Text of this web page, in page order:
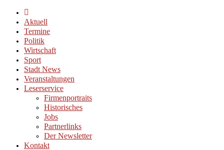
Aktuell
Termine
Politik
Wirtschaft
Sport
Stadt News
Veranstaltungen
Leserservice
Firmenportraits
Historisches
Jobs
Partnerlinks
Der Newsletter
Kontakt